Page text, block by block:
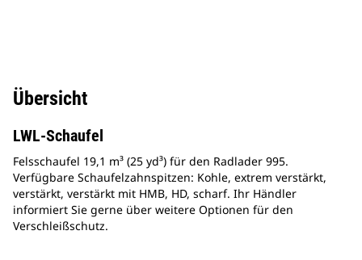
Übersicht
LWL-Schaufel
Felsschaufel 19,1 m³ (25 yd³) für den Radlader 995.
Verfügbare Schaufelzahnspitzen: Kohle, extrem verstärkt,
verstärkt, verstärkt mit HMB, HD, scharf. Ihr Händler
informiert Sie gerne über weitere Optionen für den
Verschleißschutz.